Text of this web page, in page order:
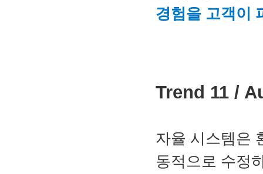
경험을 고객이
Trend 11 /
자율 시스템은
동적으로 수정